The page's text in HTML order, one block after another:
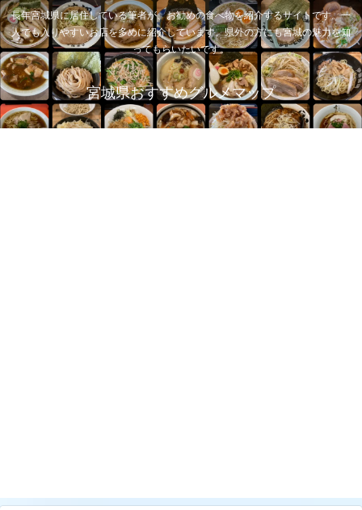
長年宮城県に居住している筆者が、お勧めの食べ物を紹介するサイトです。一
人でも入りやすいお店を多めに紹介しています。県外の方にも宮城の魅力を知
ってもらいたいです。
宮城県おすすめグルメマップ